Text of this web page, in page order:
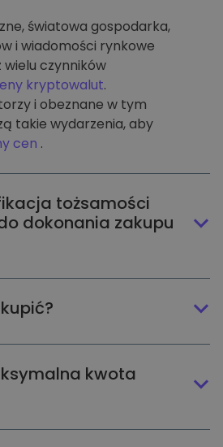
światowa gospodarka,
i wiadomości rynkowe
wielu czynników
kryptowalut.
i obeznane w tym
takie wydarzenia, aby
cen .
tożsamości
dokonania zakupu
kwota